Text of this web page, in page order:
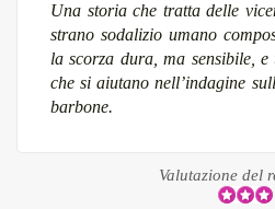
Una storia che tratta delle
strano sodalizio umano
la scorza dura, ma sensibile,
che si aiutano nell’indagine
barbone.
Valutazione del